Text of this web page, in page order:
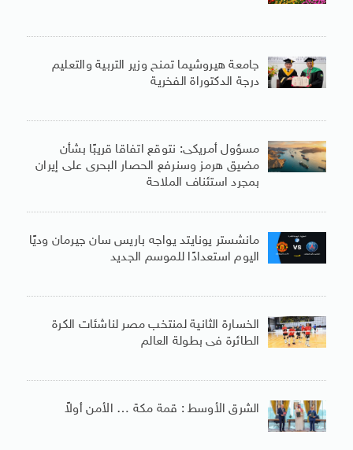
جامعة هيروشيما تمنح وزير التربية والتعليم
درجة الدكتوراة الفخرية
مسؤول أمريكى: نتوقع اتفاقا قريبًا بشأن
مضيق هرمز وسنرفع الحصار البحرى على إيران
بمجرد استئناف الملاحة
مانشستر يونايتد يواجه باريس سان جيرمان وديًا
اليوم استعدادًا للموسم الجديد
الخسارة الثانية لمنتخب مصر لناشئات الكرة
الطائرة فى بطولة العالم
الشرق الأوسط : قمة مكة … الأمن أولاً